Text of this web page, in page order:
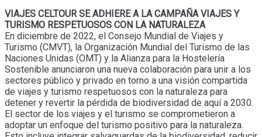
VIAJES CELTOUR SE ADHIERE A LA CAMPAÑA VIAJES Y
TURISMO RESPETUOSOS CON LA NATURALEZA
En diciembre de 2022, el Consejo Mundial de Viajes y
Turismo (CMVT), la Organización Mundial del Turismo de las
Naciones Unidas (OMT) y la Alianza para la Hostelería
Sostenible anunciaron una nueva colaboración para unir a los
sectores público y privado en torno a una visión compartida
de viajes y turismo respetuosos con la naturaleza para
detener y revertir la pérdida de biodiversidad de aquí a 2030.
El sector de los viajes y el turismo se comprometieron a
adoptar un enfoque del turismo positivo para la naturaleza.